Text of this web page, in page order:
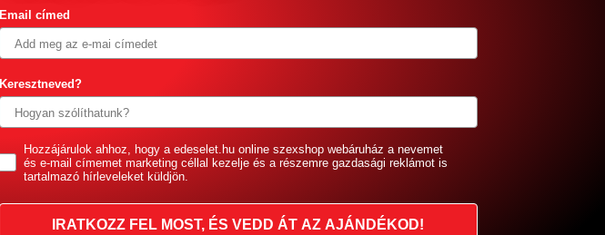
Email címed
Keresztneved?
GDPRHozzájárulok ahhoz, hogy a edeselet.hu online szexshop webáruház a nevemet
és e-mail címemet marketing céllal kezelje és a részemre gazdasági reklámot is
tartalmazó hírleveleket küldjön.
IRATKOZZ FEL MOST, ÉS VEDD ÁT AZ AJÁNDÉKOD!